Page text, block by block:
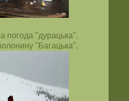
погода "дурацька".
"Багацька".